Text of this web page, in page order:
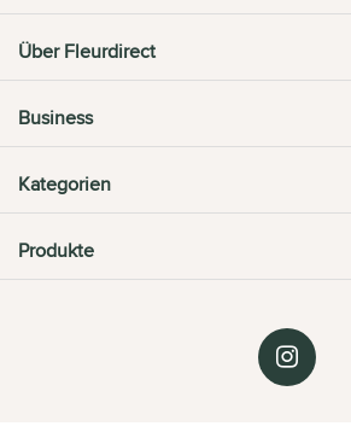
Über Fleurdirect
Business
Kategorien
Produkte